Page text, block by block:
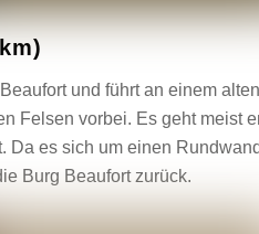
und führt an einem
Felsen vorbei. Es geht meist
Da es sich um einen
Burg Beaufort zurück.